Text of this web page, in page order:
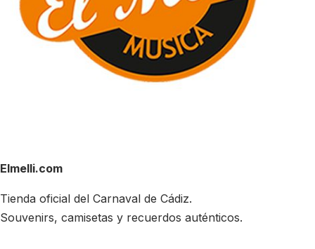
Elmelli.com
Tienda oficial del Carnaval de Cádiz.
Souvenirs, camisetas y recuerdos auténticos.